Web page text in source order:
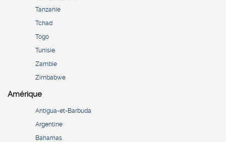
Tanzanie
Tchad
Togo
Tunisie
Zambie
Zimbabwe
Amérique
Antigua-et-Barbuda
Argentine
Bahamas